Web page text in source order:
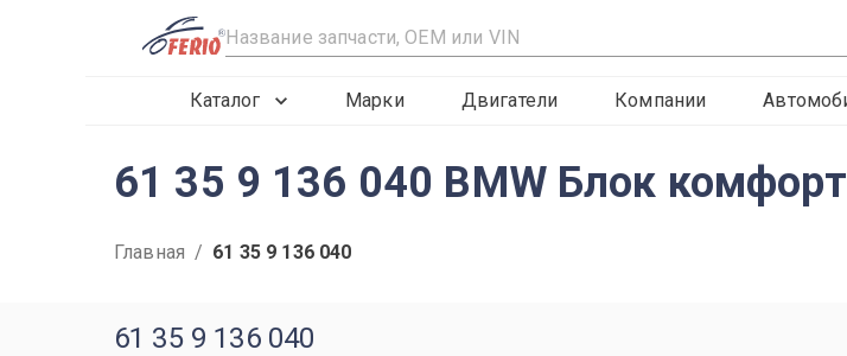
R
Каталог Марки Двигатели Компании
61 35 9 136 040 BMW Блок
Главная / 61 35 9 136 040
61 35 9 136 040